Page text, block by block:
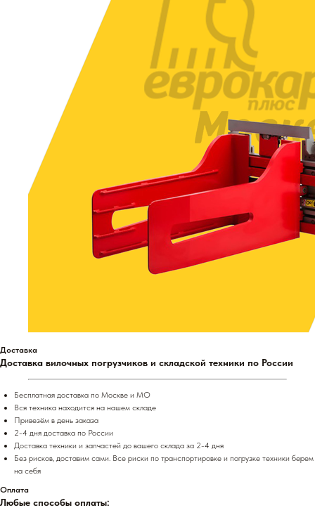
Доставка
Доставка вилочных погрузчиков и складской техники по России
Бесплатная доставка по Москве и МО
Вся техника находится на нашем складе
Привезём в день заказа
2-4 дня доставка по России
Доставка техники и запчастей до вашего склада за 2-4 дня
Без рисков, доставим сами. Все риски по транспортировке и погрузке техники берем
на себя
Оплата
Любые способы оплаты: